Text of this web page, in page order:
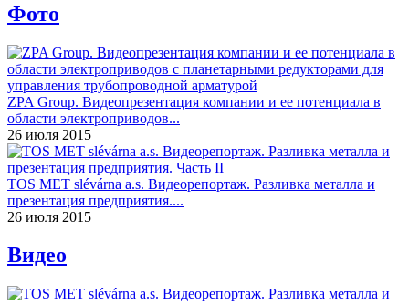
Фото
ZPA Group. Видеопрезентация компании и ее потенциала в
области электроприводов...
26 июля 2015
TOS MET slévárna a.s. Видеорепортаж. Разливка металла и
презентация предприятия....
26 июля 2015
Видео